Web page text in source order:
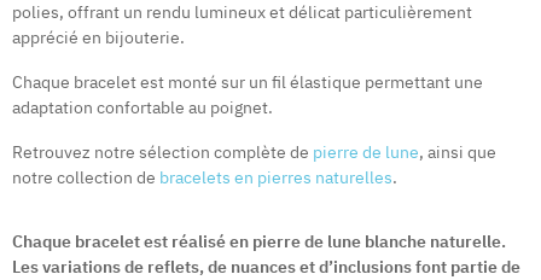
polies, offrant un rendu lumineux et délicat particulièrement
apprécié en bijouterie.
Chaque bracelet est monté sur un fil élastique permettant une
adaptation confortable au poignet.
Retrouvez notre sélection complète de pierre de lune, ainsi que
notre collection de bracelets en pierres naturelles.
Chaque bracelet est réalisé en pierre de lune blanche naturelle.
Les variations de reflets, de nuances et d’inclusions font partie de